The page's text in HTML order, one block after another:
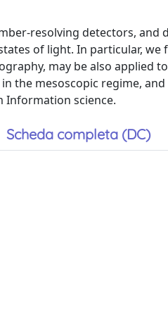
resolving detectors, and
of light. In particular,
may be also applied
the mesoscopic regime,
Information science.
Scheda completa (DC)